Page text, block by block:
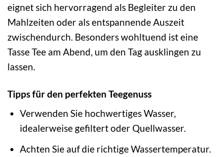
eignet sich hervorragend als Begleiter zu den
Mahlzeiten oder als entspannende Auszeit
zwischendurch. Besonders wohltuend ist eine
Tasse Tee am Abend, um den Tag ausklingen zu
lassen.
Tipps für den perfekten Teegenuss
Verwenden Sie hochwertiges Wasser,
idealerweise gefiltert oder Quellwasser.
Achten Sie auf die richtige Wassertemperatur.